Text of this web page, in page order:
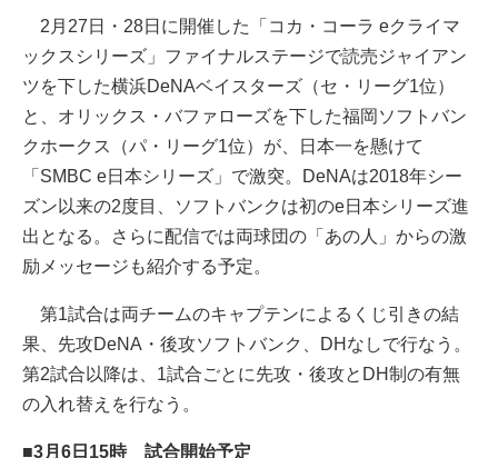
2月27日・28日に開催した「コカ・コーラ eクライマ
ックスシリーズ」ファイナルステージで読売ジャイアン
ツを下した横浜DeNAベイスターズ（セ・リーグ1位）
と、オリックス・バファローズを下した福岡ソフトバン
クホークス（パ・リーグ1位）が、日本一を懸けて
「SMBC e日本シリーズ」で激突。DeNAは2018年シー
ズン以来の2度目、ソフトバンクは初のe日本シリーズ進
出となる。さらに配信では両球団の「あの人」からの激
励メッセージも紹介する予定。
第1試合は両チームのキャプテンによるくじ引きの結
果、先攻DeNA・後攻ソフトバンク、DHなしで行なう。
第2試合以降は、1試合ごとに先攻・後攻とDH制の有無
の入れ替えを行なう。
■3月6日15時 試合開始予定